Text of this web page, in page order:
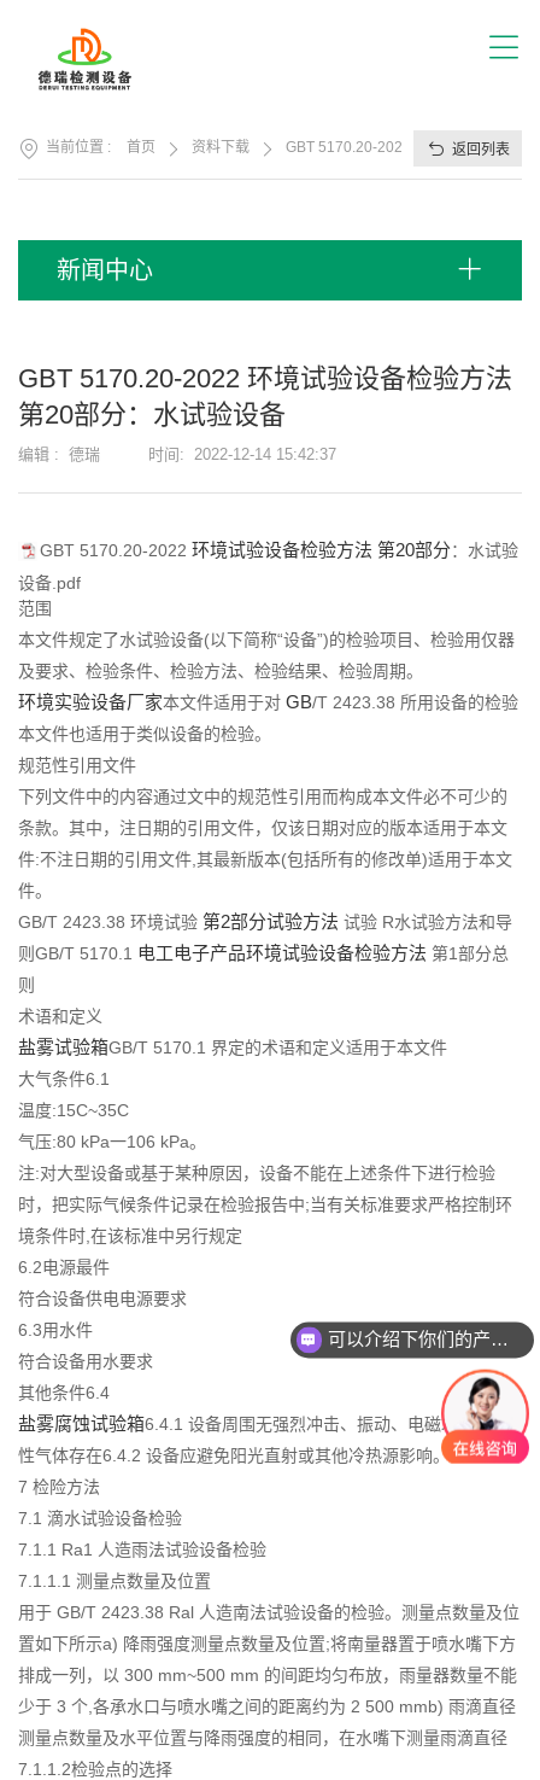
当前位置 : 首页 资料下载 GBT 5170.20-2022 环境试验设备检验
返回列表
新闻中心
GBT 5170.20-2022 环境试验设备检验方法
第20部分：水试验设备
编辑 : 德瑞 时间: 2022-12-14 15:42:37
GBT 5170.20-2022 环境试验设备检验方法 第20部分：水试验
设备.pdf
范围
本文件规定了水试验设备(以下简称“设备”)的检验项目、检验用仅器
及要求、检验条件、检验方法、检验结果、检验周期。
环境实验设备厂家本文件适用于对 GB/T 2423.38 所用设备的检验
本文件也适用于类似设备的检验。
规范性引用文件
下列文件中的内容通过文中的规范性引用而构成本文件必不可少的
条款。其中，注日期的引用文件，仅该日期对应的版本适用于本文
件:不注日期的引用文件,其最新版本(包括所有的修改单)适用于本文
件。
GB/T 2423.38 环境试验 第2部分试验方法 试验 R水试验方法和导
则GB/T 5170.1 电工电子产品环境试验设备检验方法 第1部分总
则
术语和定义
盐雾试验箱GB/T 5170.1 界定的术语和定义适用于本文件
大气条件6.1
温度:15C~35C
气压:80 kPa一106 kPa。
注:对大型设备或基于某种原因，设备不能在上述条件下进行检验
时，把实际气候条件记录在检验报告中;当有关标准要求严格控制环
境条件时,在该标准中另行规定
6.2电源最件
符合设备供电电源要求
6.3用水件
符合设备用水要求
其他条件6.4
盐雾腐蚀试验箱6.4.1 设备周围无强烈冲击、振动、电磁场及腐蚀
性气体存在6.4.2 设备应避免阳光直射或其他冷热源影响。
7 检险方法
7.1 滴水试验设备检验
7.1.1 Ra1 人造雨法试验设备检验
7.1.1.1 测量点数量及位置
用于 GB/T 2423.38 Ral 人造南法试验设备的检验。测量点数量及位
置如下所示a) 降雨强度测量点数量及位置;将南量器置于喷水嘴下方
排成一列，以 300 mm~500 mm 的间距均匀布放，雨量器数量不能
少于 3 个,各承水口与喷水嘴之间的距离约为 2 500 mmb) 雨滴直径
测量点数量及水平位置与降雨强度的相同，在水嘴下测量雨滴直径
7.1.1.2检验点的选择
可以介绍下你们的产品么？